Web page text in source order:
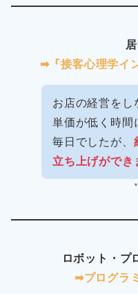
➡︎『接客心理学イ
お店の経営をし
単価が低く時間
毎日でしたが、
立ち上げができ
＊成果を保証す
ロボット・プ
➡︎プログラ